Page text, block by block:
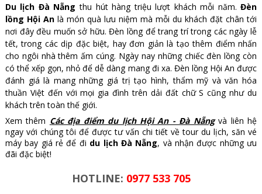
Du lịch Đà Nẵng thu hút hàng triệu lượt khách mỗi năm.Đèn
lồng Hội Anlà món quà lưu niệm mà mỗi du khách đặt chân tới
nơi đây đều muốn sở hữu. Đèn lồng để trang trí trong các ngày lễ
tết, trong các dịp đặc biệt, hay đơn giản là tạo thêm điểm nhấn
cho ngôi nhà thêm ấm cúng. Ngày nay những chiếc đèn lồng còn
có thể xếp gọn, nhỏ để dễ dàng mang đi xa. Đèn lồngHội An được
đánh giá là mang những giá trị tạo hình, thẩm mỹ và văn hóa
thuần Việt đến với mọi gia đình trên dải đất chữ S cũng như du
khách trên toàn thế giới.
Xem thêm Các địa điểm du lịch Hội An - Đà Nẵngvà liên hệ
ngay với chúng tôi để được tư vấnchi tiết về tour du lịch, săn vé
máy bay giá rẻ để đi du lịch Đà Nẵng, và nhận được những ưu
đãi đặc biệt!
HOTLINE: 0977 533 705